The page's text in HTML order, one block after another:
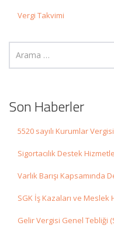
Vergi Takvimi
Son Haberler
5520 sayılı Kurumlar
Sigortacılık Destek
Varlık Barışı Kapsamında
SGK İş Kazaları ve Meslek
Gelir Vergisi Genel Tebliği